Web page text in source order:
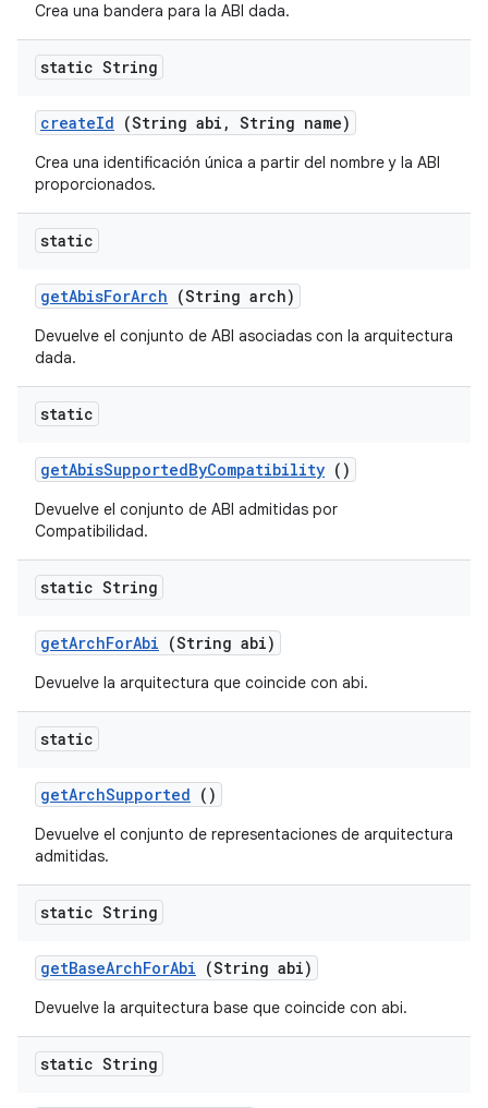
Crea una bandera para la ABI dada.
static String
createId (String abi , String name)
Crea una identificación única a partir del nombre y la ABI
proporcionados.
static
getAbisForArch (String arch)
Devuelve el conjunto de ABI asociadas con la arquitectura
dada.
static
getAbisSupportedByCompatibility ()
Devuelve el conjunto de ABI admitidas por
Compatibilidad.
static String
getArchForAbi (String abi)
Devuelve la arquitectura que coincide con abi.
static
getArchSupported ()
Devuelve el conjunto de representaciones de arquitectura
admitidas.
static String
getBaseArchForAbi (String abi)
Devuelve la arquitectura base que coincide con abi.
static String